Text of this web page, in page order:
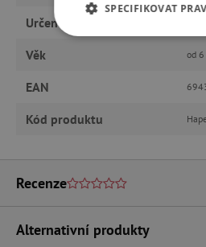
Určeno pro
Věk od
EAN
Kód produktu
Recenze
Alternativní produkty
SPECIFIKOVAT
MARKETINGOVÉ
Nezbytně nutné